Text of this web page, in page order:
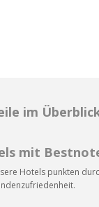
im
mit
Hotels punkten